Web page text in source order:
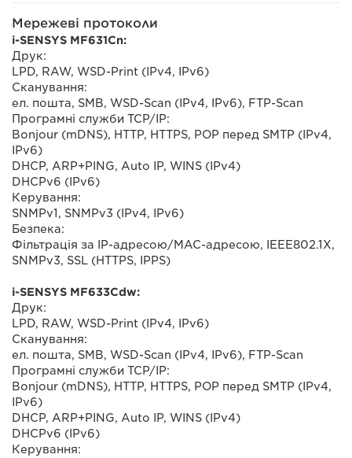
Мережеві протоколи
i-SENSYS MF631Cn:
Друк:
LPD, RAW, WSD-Print (IPv4, IPv6)
Сканування:
ел. пошта, SMB, WSD-Scan (IPv4, IPv6), FTP-Scan
Програмні служби TCP/IP:
Bonjour (mDNS), HTTP, HTTPS, POP перед SMTP (IPv4,
IPv6)
DHCP, ARP+PING, Auto IP, WINS (IPv4)
DHCPv6 (IPv6)
Керування:
SNMPv1, SNMPv3 (IPv4, IPv6)
Безпека:
Фільтрація за IP-адресою/MAC-адресою, IEEE802.1X,
SNMPv3, SSL (HTTPS, IPPS)
i-SENSYS MF633Cdw:
Друк:
LPD, RAW, WSD-Print (IPv4, IPv6)
Сканування:
ел. пошта, SMB, WSD-Scan (IPv4, IPv6), FTP-Scan
Програмні служби TCP/IP:
Bonjour (mDNS), HTTP, HTTPS, POP перед SMTP (IPv4,
IPv6)
DHCP, ARP+PING, Auto IP, WINS (IPv4)
DHCPv6 (IPv6)
Керування: